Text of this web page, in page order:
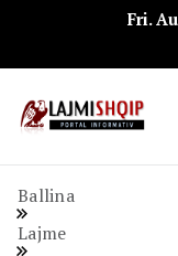
Fri.
Ballina
Lajme